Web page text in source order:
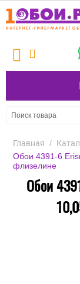
Главная /
Обои 4391-6
флизелине
Обои